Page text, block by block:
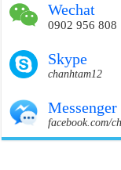
Wechat
0902 956 808
Skype
chanhtam12
Messenger
facebook.com/